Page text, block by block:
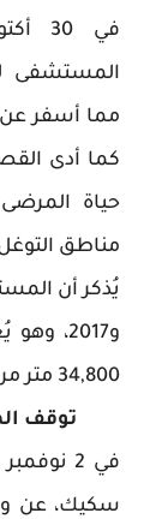
المستشفى
مما أسفر عن
كما أدى
حياة
مناطق
و2017،
34,800 متر مربع ويضم 180 سريرًا.
توقف
سكيك، عن